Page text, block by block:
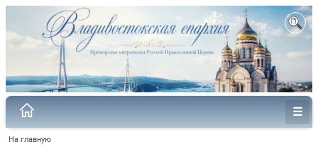
На главную